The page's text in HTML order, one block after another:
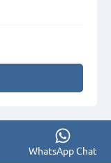
WhatsApp Chat